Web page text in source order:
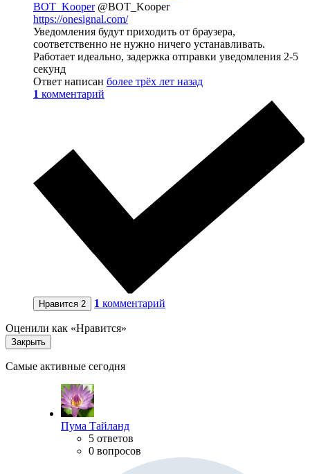
BOT_Kooper @BOT_Kooper
https://onesignal.com/
Уведомления будут приходить от браузера,
соответственно не нужно ничего устанавливать.
Работает идеально, задержка отправки уведомления 2-5
секунд
Ответ написан более трёх лет назад
1 комментарий
Нравится 2 1 комментарий
Оценили как «Нравится»
Закрыть
Самые активные сегодня
Пума Тайланд
5 ответов
0 вопросов